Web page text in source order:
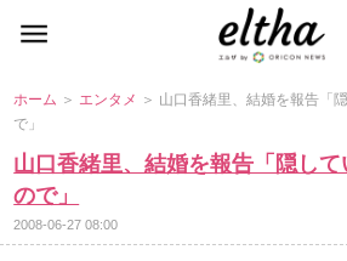
ホーム ＞ エンタメ ＞ 山口香緒里、結婚を報告「
で」
山口香緒里、結婚を報告「隠し
ので」
2008-06-27 08:00